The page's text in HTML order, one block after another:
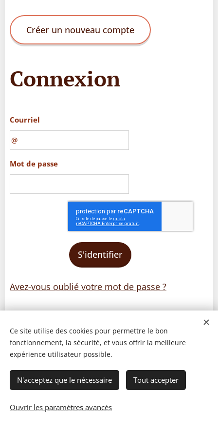
Créer un nouveau compte
Connexion
Courriel
Mot de passe
S'identifier
Avez-vous oublié votre mot de passe ?
© 2023 Les recettes d'Henri-Luc. Tous droits réservés.
Ce site utilise des cookies pour permettre le bon
fonctionnement, la sécurité, et vous offrir la meilleure
expérience utilisateur possible.
N'acceptez que le nécessaire Tout accepter
Ouvrir les paramètres avancés